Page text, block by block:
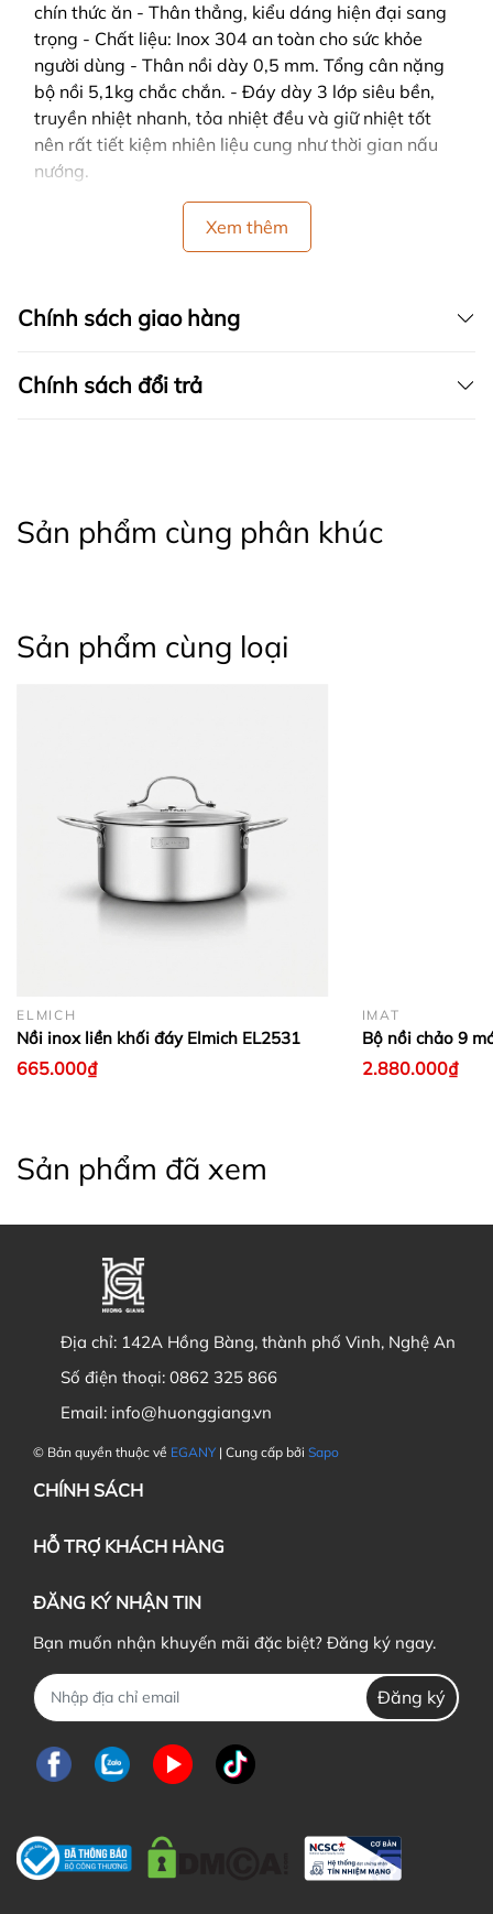
chín thức ăn - Thân thẳng, kiểu dáng hiện đại sang
trọng - Chất liệu: Inox 304 an toàn cho sức khỏe
người dùng - Thân nồi dày 0,5 mm. Tổng cân nặng
bộ nồi 5,1kg chắc chắn. - Đáy dày 3 lớp siêu bền,
truyền nhiệt nhanh, tỏa nhiệt đều và giữ nhiệt tốt
nên rất tiết kiệm nhiên liệu cung như thời gian nấu
nướng.
Xem thêm
Chính sách giao hàng
Chính sách đổi trả
Sản phẩm cùng phân khúc
Sản phẩm cùng loại
ELMICH
Nồi inox liền khối đáy Elmich EL2531
665.000₫
IMAT
Bộ nồi chảo 9
2.880.000₫
Sản phẩm đã xem
Địa chỉ: 142A Hồng Bàng, thành phố Vinh, Nghệ An
Số điện thoại: 0862 325 866
Email: info@huonggiang.vn
© Bản quyền thuộc về EGANY | Cung cấp bởi Sapo
CHÍNH SÁCH
HỖ TRỢ KHÁCH HÀNG
ĐĂNG KÝ NHẬN TIN
Bạn muốn nhận khuyến mãi đặc biệt? Đăng ký ngay.
Đăng ký